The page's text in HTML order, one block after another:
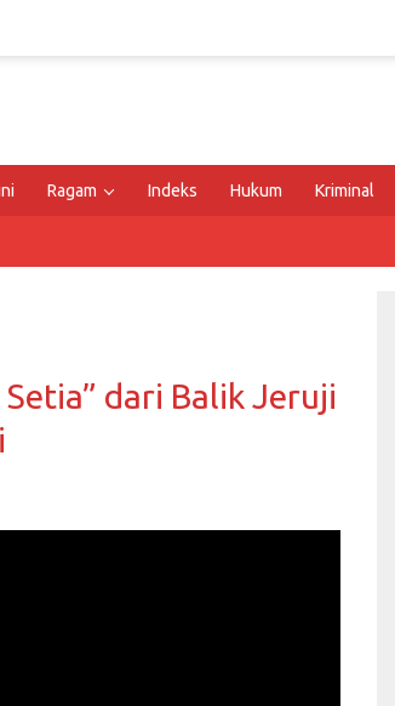
Ragam Indeks Hukum Kriminal
dari Balik Jeruji